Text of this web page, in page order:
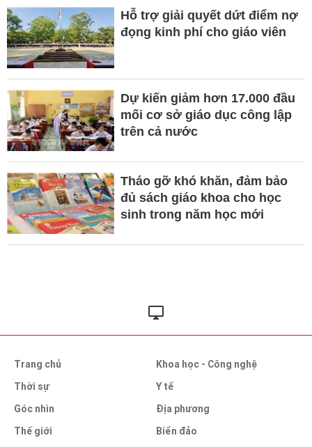
Hỗ trợ giải quyết dứt điểm nợ
đọng kinh phí cho giáo viên
Dự kiến giảm hơn 17.000 đầu
mối cơ sở giáo dục công lập
trên cả nước
Tháo gỡ khó khăn, đảm bảo
đủ sách giáo khoa cho học
sinh trong năm học mới
Trang chủ
Thời sự
Góc nhìn
Thế giới
Khoa học - Công nghệ
Y tế
Địa phương
Biển đảo